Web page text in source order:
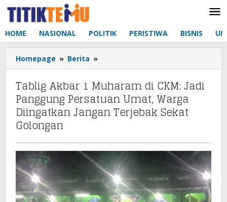
Lewati
HOME NASIONAL POLITIK PERISTIWA BISNIS
Homepage » Berita »
Akbar
1
Muharam
di
CKM:
Persatuan
Umat,
Warga
Diingatkan
Jangan
Terjebak
Tablig Akbar 1 Muharam di CKM: Jadi
Panggung Persatuan Umat, Warga
Diingatkan Jangan Terjebak Sekat
Golongan